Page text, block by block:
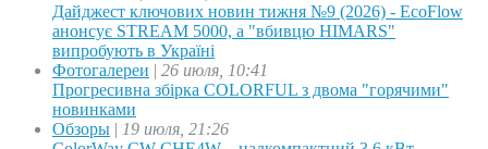
Дайджест ключових новин тижня №9 (2026) - EcoFlow
анонсує STREAM 5000, а "вбивцю HIMARS"
випробують в Україні
Фотогалереи | 26 июля, 10:41
Прогресивна збірка COLORFUL з двома "горячими"
новинками
Обзоры | 19 июля, 21:26